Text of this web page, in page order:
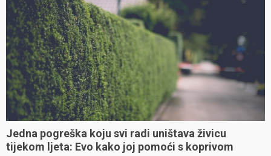
Jedna pogreška koju svi radi uništava živicu
tijekom ljeta: Evo kako joj pomoći s koprivom